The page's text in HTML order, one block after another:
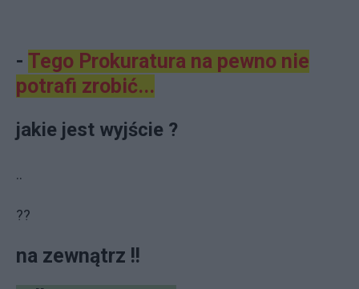
- Tego Prokuratura na pewno nie
potrafi zrobić...
jakie jest wyjście ?
..
??
na zewnątrz !!